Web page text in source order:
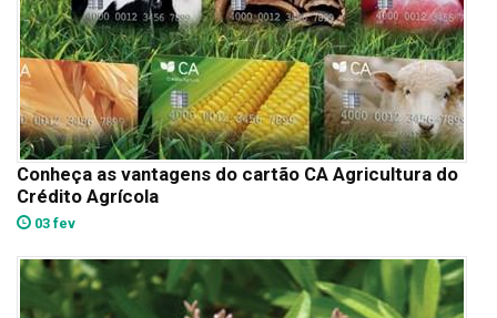
Conheça as vantagens do cartão CA Agricultura do
Crédito Agrícola
03 fev